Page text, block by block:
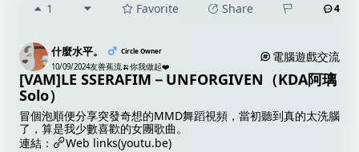
1 Favorite Share 4
什麼水平。 Circle Owner
10/09/2024友善蕉流🍌你我做起❤️
電腦遊戲交流
[VAM]LE SSERAFIM－UNFORGIVEN（KDA阿璃
Solo）
冒個泡順便分享突發奇想的MMD舞蹈視頻，當初聽到真的太洗腦
了，算是我少數喜歡的女團歌曲。
連結：
Web links(youtu.be)